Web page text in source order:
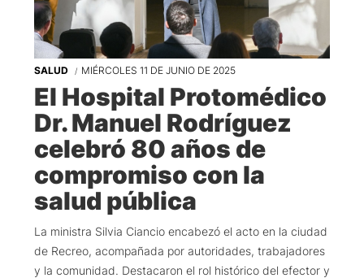
SALUD MIÉRCOLES 11 DE JUNIO DE 2025
El Hospital Protomédico
Dr. Manuel Rodríguez
celebró 80 años de
compromiso con la
salud pública
La ministra Silvia Ciancio encabezó el acto en la ciudad
de Recreo, acompañada por autoridades, trabajadores
y la comunidad. Destacaron el rol histórico del efector y